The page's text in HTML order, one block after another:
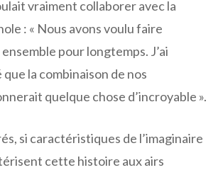
vraiment collaborer avec la
: « Nous avons voulu faire
pour longtemps. J’ai
la combinaison de nos
quelque chose d’incroyable ».
si caractéristiques de l’imaginaire
cette histoire aux airs